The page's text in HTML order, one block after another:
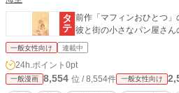
前作「マフィンおひとつ」
彼と街の小さなパン屋さん
一般女性向け 連載中
24h.ポイント 0pt
一般漫画 8,554 位 / 8,554件 一般女性向け